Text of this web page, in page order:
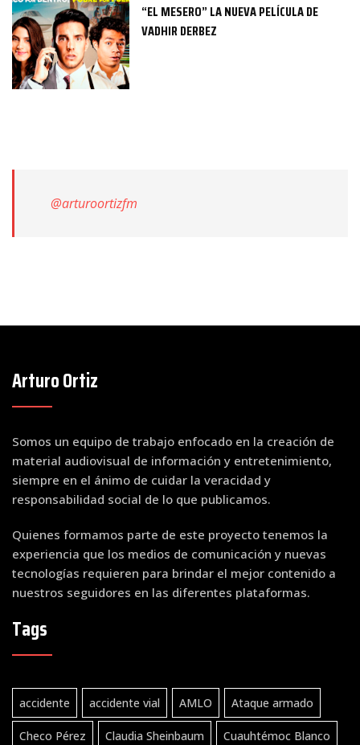
“EL MESERO” LA NUEVA PELÍCULA DE
VADHIR DERBEZ
@arturoortizfm
Arturo Ortiz
Somos un equipo de trabajo enfocado en la creación de
material audiovisual de información y entretenimiento,
siempre en el ánimo de cuidar la veracidad y
responsabilidad social de lo que publicamos.
Quienes formamos parte de este proyecto tenemos la
experiencia que los medios de comunicación y nuevas
tecnologías requieren para brindar el mejor contenido a
nuestros seguidores en las diferentes plataformas.
Tags
accidente accidente vial AMLO Ataque armado
Checo Pérez Claudia Sheinbaum Cuauhtémoc Blanco